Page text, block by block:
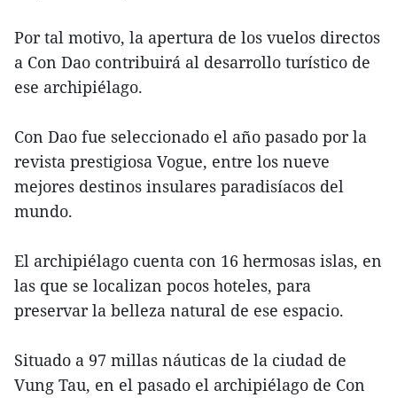
Por tal motivo, la apertura de los vuelos directos
a Con Dao contribuirá al desarrollo turístico de
ese archipiélago.
Con Dao fue seleccionado el año pasado por la
revista prestigiosa Vogue, entre los nueve
mejores destinos insulares paradisíacos del
mundo.
El archipiélago cuenta con 16 hermosas islas, en
las que se localizan pocos hoteles, para
preservar la belleza natural de ese espacio.
Situado a 97 millas náuticas de la ciudad de
Vung Tau, en el pasado el archipiélago de Con